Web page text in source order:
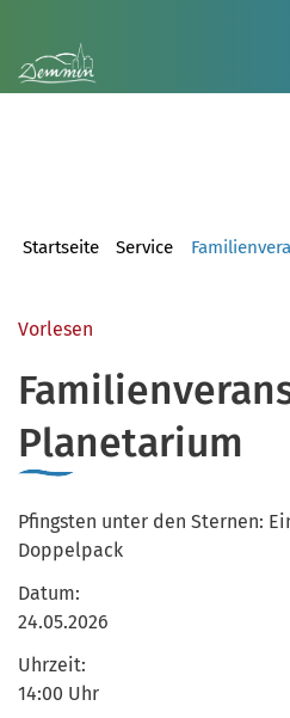
Startseite Service
Vorlesen
Planetarium
Pfingsten unter den Sternen:
Doppelpack
Datum:
24.05.2026
Uhrzeit:
14:00 Uhr